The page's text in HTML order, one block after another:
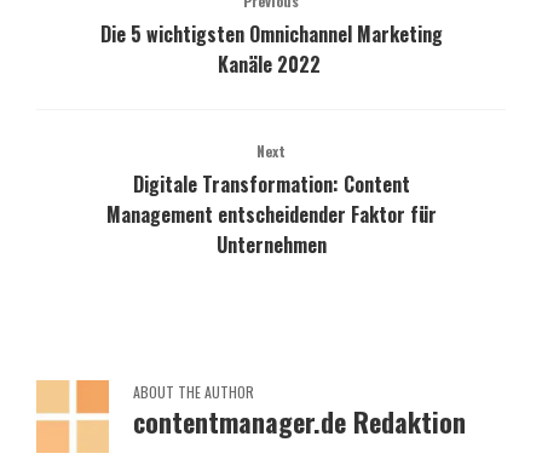
Die 5 wichtigsten Omnichannel Marketing
Kanäle 2022
Next
Digitale Transformation: Content
Management entscheidender Faktor für
Unternehmen
ABOUT THE AUTHOR
contentmanager.de Redaktion